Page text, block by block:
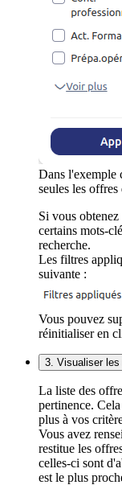
Dans l'exemple
seules les
Si vous
certains mots-
recherche.
Les filtres
suivante :
Vous pouvez
réinitialiser en
3. Visualiser
La liste des
pertinence.
plus à vos
Vous avez
restitue les
celles-ci sont
est le plus